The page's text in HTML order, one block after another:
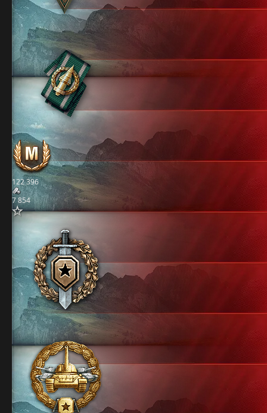
122 396
7 854